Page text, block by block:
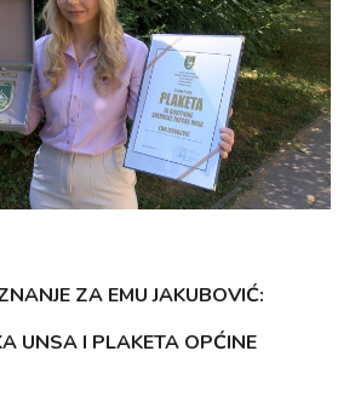
ZA EMU JAKUBOVIĆ:
UNSA I PLAKETA OPĆINE